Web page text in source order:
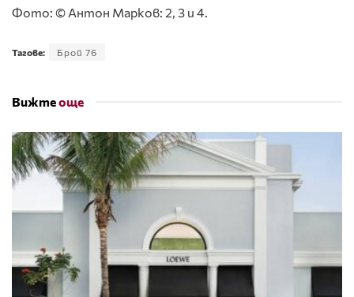
Фото: © Антон Марков: 2, 3 и 4.
Тагове: Брой 76
Вижтеоще